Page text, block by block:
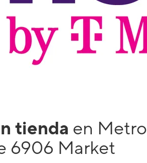
tienda en Metro
6906 Market